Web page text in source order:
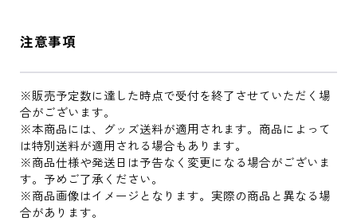
注意事項
※販売予定数に達した時点で受付を終了させていただく場
合がございます。
※本商品には、グッズ送料が適用されます。商品によって
は特別送料が適用される場合もあります。
※商品仕様や発送日は予告なく変更になる場合がございま
す。予めご了承ください。
※商品画像はイメージとなります。実際の商品と異なる場
合があります。